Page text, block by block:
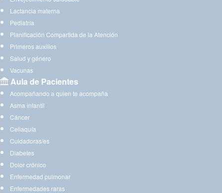
Lactancia materna
Pediatría
Planificación Compartida de la Atención
Primeros auxilios
Salud y género
Vacunas
Aula de Pacientes
Acompañando a quien te acompaña
Asma infantil
Cáncer
Celiaquía
Cuidadoras/es
Diabetes
Dolor crónico
Enfermedad pulmonar
Enfermedades raras